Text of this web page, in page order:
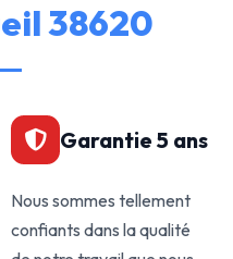
38620
Garantie 5 ans
Nous sommes tellement
confiants dans la qualité